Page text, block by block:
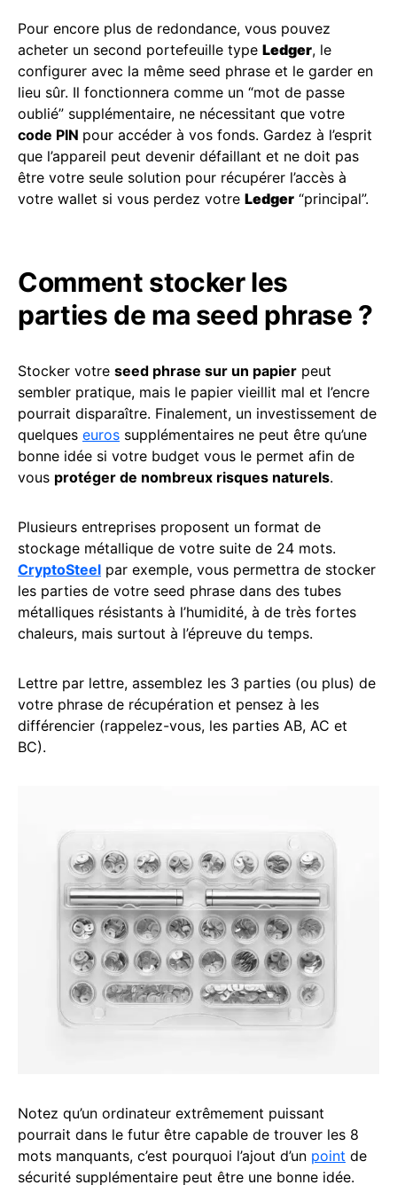
Pour encore plus de redondance, vous pouvez
acheter un second portefeuille type Ledger, le
configurer avec la même seed phrase et le garder en
lieu sûr. Il fonctionnera comme un “mot de passe
oublié” supplémentaire, ne nécessitant que votre
code PIN pour accéder à vos fonds. Gardez à l’esprit
que l’appareil peut devenir défaillant et ne doit pas
être votre seule solution pour récupérer l’accès à
votre wallet si vous perdez votre Ledger “principal”.
Comment stocker les
parties de ma seed phrase ?
Stocker votre seed phrase sur un papier peut
sembler pratique, mais le papier vieillit mal et l’encre
pourrait disparaître. Finalement, un investissement de
quelques euros supplémentaires ne peut être qu’une
bonne idée si votre budget vous le permet afin de
vous protéger de nombreux risques naturels.
Plusieurs entreprises proposent un format de
stockage métallique de votre suite de 24 mots.
CryptoSteel par exemple, vous permettra de stocker
les parties de votre seed phrase dans des tubes
métalliques résistants à l’humidité, à de très fortes
chaleurs, mais surtout à l’épreuve du temps.
Lettre par lettre, assemblez les 3 parties (ou plus) de
votre phrase de récupération et pensez à les
différencier (rappelez-vous, les parties AB, AC et
BC).
Notez qu’un ordinateur extrêmement puissant
pourrait dans le futur être capable de trouver les 8
mots manquants, c’est pourquoi l’ajout d’un point de
sécurité supplémentaire peut être une bonne idée.